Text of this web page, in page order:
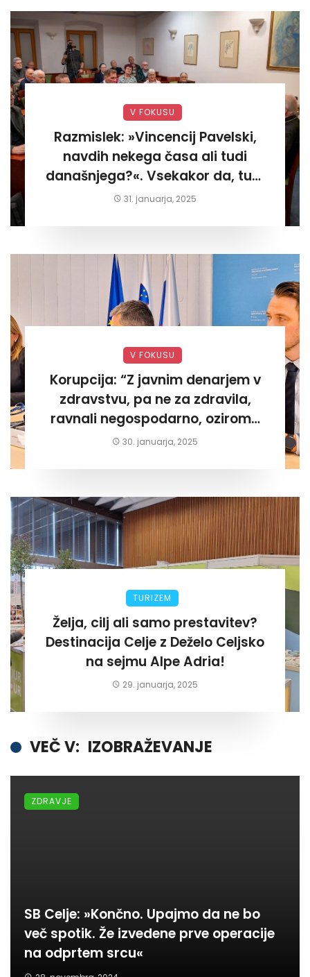
V FOKUSU
Razmislek: »Vincencij Pavelski,
navdih nekega časa ali tudi
današnjega?«. Vsekakor da, tudi
današnjega«
31. januarja, 2025
V FOKUSU
Korupcija: “Z javnim denarjem v
zdravstvu, pa ne za zdravila,
ravnali negospodarno, oziroma
za lastni žep. Tokrat na Žalskem«
30. januarja, 2025
TURIZEM
Želja, cilj ali samo prestavitev?
Destinacija Celje z Deželo Celjsko
na sejmu Alpe Adria!
29. januarja, 2025
VEČ V: IZOBRAŽEVANJE
SB Celje: »Končno. Upajmo da ne bo
več spotik. Že izvedene prve operacije
na odprtem srcu«
ZDRAVJE